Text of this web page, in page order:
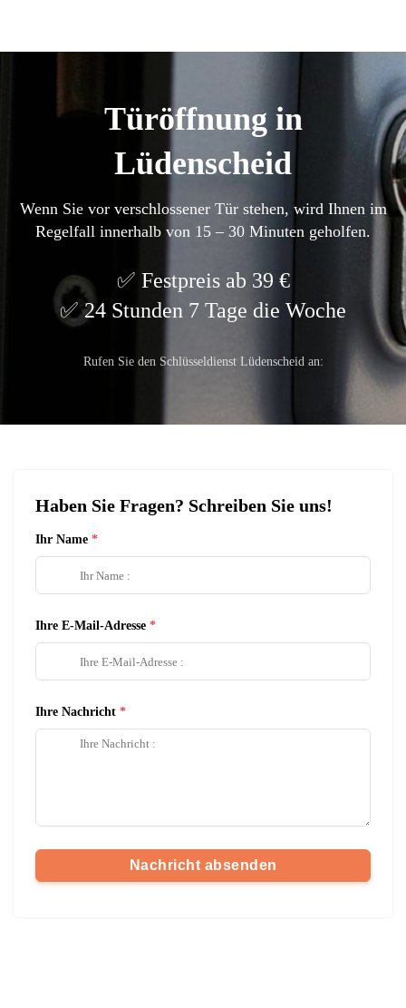
Türöffnung in
Lüdenscheid
Wenn Sie vor verschlossener Tür stehen, wird Ihnen im
Regelfall innerhalb von 15 – 30 Minuten geholfen.
Festpreis ab 39 €
24 Stunden 7 Tage die Woche
Rufen Sie den Schlüsseldienst Lüdenscheid an:
Haben Sie Fragen? Schreiben Sie uns!
Ihr Name
Ihre E-Mail-Adresse
Ihre Nachricht
Nachricht absenden